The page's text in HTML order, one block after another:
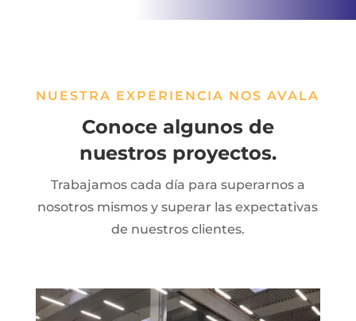
NUESTRA EXPERIENCIA NOS AVALA
Conoce algunos de
nuestros proyectos.
Trabajamos cada día para superarnos a
nosotros mismos y superar las expectativas
de nuestros clientes.